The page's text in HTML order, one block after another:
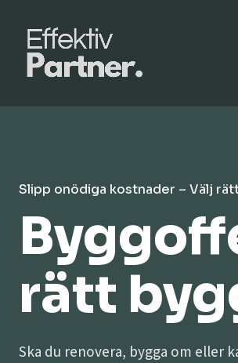
Slipp onödiga kostnader – Välj
rätt
Ska du renovera, bygga om eller